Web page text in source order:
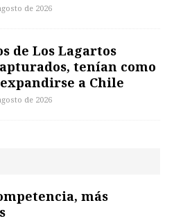
de 2026
de Los Lagartos
tenían como
a Chile
de 2026
más